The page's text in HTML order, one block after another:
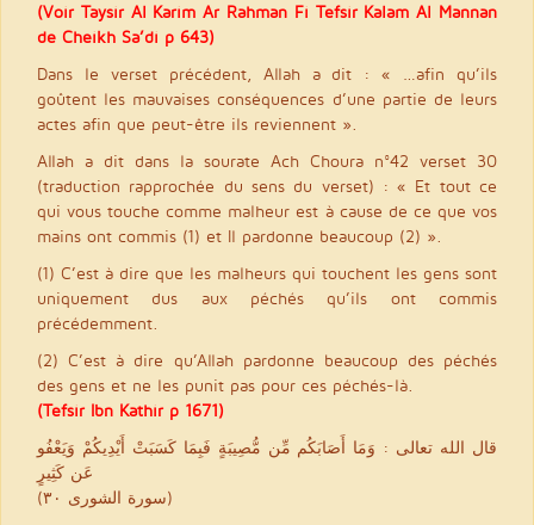
(Voir Taysir Al Karim Ar Rahman Fi Tefsir Kalam Al Mannan
de Cheikh Sa’di p 643)
Dans le verset précédent, Allah a dit : « …afin qu’ils
goûtent les mauvaises conséquences d’une partie de leurs
actes afin que peut-être ils reviennent ».
Allah a dit dans la sourate Ach Choura n°42 verset 30
(traduction rapprochée du sens du verset) : « Et tout ce
qui vous touche comme malheur est à cause de ce que vos
mains ont commis (1) et Il pardonne beaucoup (2) ».
(1) C’est à dire que les malheurs qui touchent les gens sont
uniquement dus aux péchés qu’ils ont commis
précédemment.
(2) C’est à dire qu’Allah pardonne beaucoup des péchés
des gens et ne les punit pas pour ces péchés-là.
(Tefsir Ibn Kathir p 1671)
قال الله تعالى : وَمَا أَصَابَكُم مِّن مُّصِيبَةٍ فَبِمَا كَسَبَتْ أَيْدِيكُمْ وَيَعْفُو
عَن كَثِيرٍ
(سورة الشورى ٣٠)